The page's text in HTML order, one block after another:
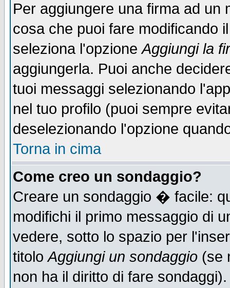
Per aggiungere una firma ad un
cosa che puoi fare modificando
seleziona l'opzioneAggiungi la
aggiungerla. Puoi anche
tuoi messaggi selezionando
nel tuo profilo (puoi sempre
deselezionando l'opzione
Torna in cima
Come creo un sondaggio?
Creare un sondaggio � facile:
modifichi il primo messaggio di
vedere, sotto lo spazio per
titoloAggiungi un sondaggio (se
non ha il diritto di fare